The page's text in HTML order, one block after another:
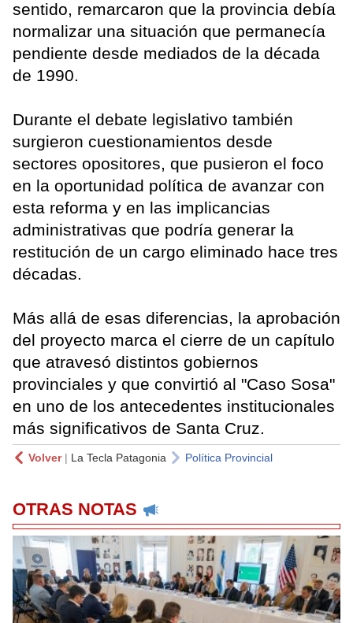
sentido, remarcaron que la provincia debía
normalizar una situación que permanecía
pendiente desde mediados de la década
de 1990.
Durante el debate legislativo también
surgieron cuestionamientos desde
sectores opositores, que pusieron el foco
en la oportunidad política de avanzar con
esta reforma y en las implicancias
administrativas que podría generar la
restitución de un cargo eliminado hace tres
décadas.
Más allá de esas diferencias, la aprobación
del proyecto marca el cierre de un capítulo
que atravesó distintos gobiernos
provinciales y que convirtió al "Caso Sosa"
en uno de los antecedentes institucionales
más significativos de Santa Cruz.
Volver| La Tecla Patagonia Política Provincial
OTRAS NOTAS